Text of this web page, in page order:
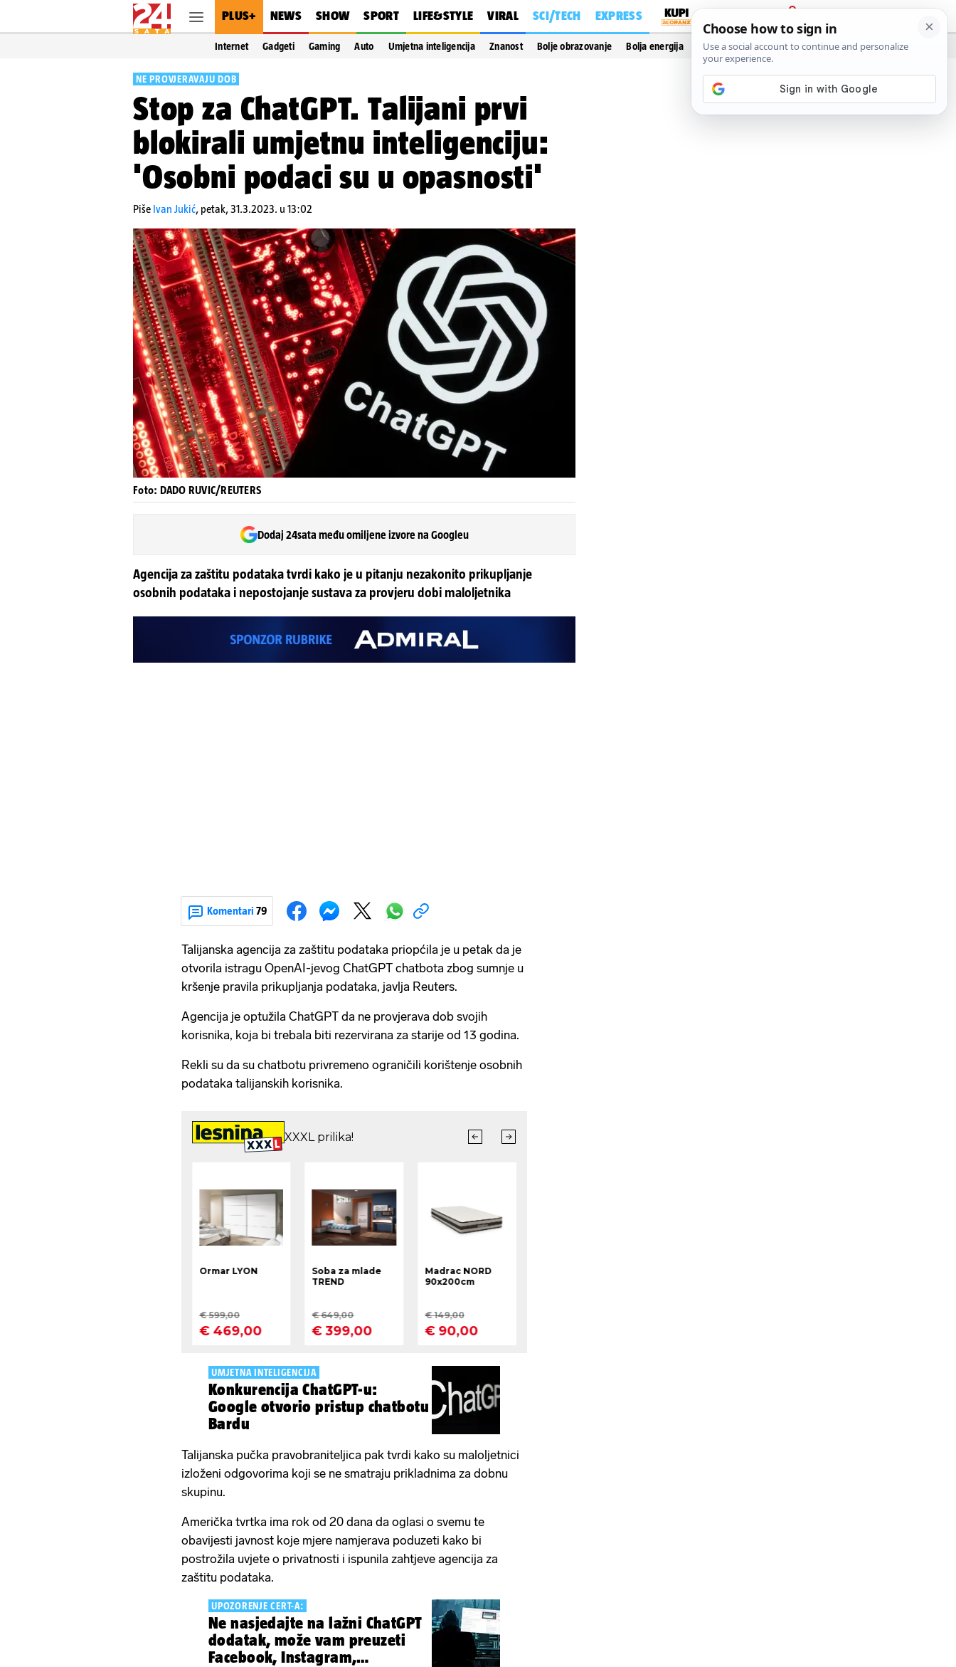
PLUS+ NEWS SHOW SPORT LIFE&STYLE VIRAL SCI/TECH EXPRESS
PRIJAVA
Internet Gadgeti Gaming Auto Umjetna inteligencija Znanost Bolje obrazovanje Bolja energija Vidi još…
NE PROVJERAVAJU DOB
Stop za ChatGPT. Talijani prvi
blokirali umjetnu inteligenciju:
'Osobni podaci su u opasnosti'
Piše Ivan Jukić, petak, 31.3.2023. u 13:02
Foto: DADO RUVIC/REUTERS
Dodaj 24sata među omiljene izvore na Googleu
Agencija za zaštitu podataka tvrdi kako je u pitanju nezakonito prikupljanje
osobnih podataka i nepostojanje sustava za provjeru dobi maloljetnika
Komentari 79
Talijanska agencija za zaštitu podataka priopćila je u petak da je
otvorila istragu OpenAI-jevog ChatGPT chatbota zbog sumnje u
kršenje pravila prikupljanja podataka, javlja Reuters.
Agencija je optužila ChatGPT da ne provjerava dob svojih
korisnika, koja bi trebala biti rezervirana za starije od 13 godina.
Rekli su da su chatbotu privremeno ograničili korištenje osobnih
podataka talijanskih korisnika.
UMJETNA INTELIGENCIJA
Konkurencija ChatGPT-u:
Google otvorio pristup chatbotu
Bardu
Talijanska pučka pravobraniteljica pak tvrdi kako su maloljetnici
izloženi odgovorima koji se ne smatraju prikladnima za dobnu
skupinu.
Američka tvrtka ima rok od 20 dana da oglasi o svemu te
obavijesti javnost koje mjere namjerava poduzeti kako bi
postrožila uvjete o privatnosti i ispunila zahtjeve agencija za
zaštitu podataka.
UPOZORENJE CERT-A:
Ne nasjedajte na lažni ChatGPT
dodatak, može vam preuzeti
Facebook, Instagram,